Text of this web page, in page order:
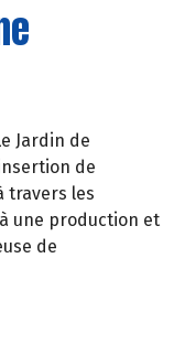
Jardin de
de
travers les
une production et
de